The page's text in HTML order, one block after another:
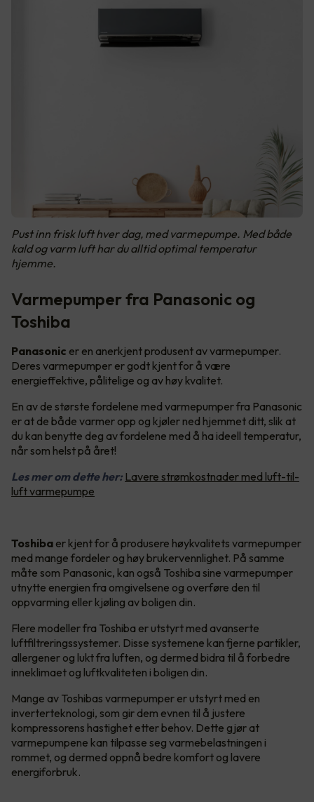
Pust inn frisk luft hver dag, med varmepumpe. Med både
kald og varm luft har du alltid optimal temperatur
hjemme.
Varmepumper fra Panasonic og
Toshiba
Panasonic er en anerkjent produsent av varmepumper.
Deres varmepumper er godt kjent for å være
energieffektive, pålitelige og av høy kvalitet.
En av de største fordelene med varmepumper fra Panasonic
er at de både varmer opp og kjøler ned hjemmet ditt, slik at
du kan benytte deg av fordelene med å ha ideell temperatur,
når som helst på året!
Les mer om dette her: Lavere strømkostnader med luft-til-
luft varmepumpe
Toshiba er kjent for å produsere høykvalitets varmepumper
med mange fordeler og høy brukervennlighet. På samme
måte som Panasonic, kan også Toshiba sine varmepumper
utnytte energien fra omgivelsene og overføre den til
oppvarming eller kjøling av boligen din.
Flere modeller fra Toshiba er utstyrt med avanserte
luftfiltreringssystemer. Disse systemene kan fjerne partikler,
allergener og lukt fra luften, og dermed bidra til å forbedre
inneklimaet og luftkvaliteten i boligen din.
Mange av Toshibas varmepumper er utstyrt med en
inverterteknologi, som gir dem evnen til å justere
kompressorens hastighet etter behov. Dette gjør at
varmepumpene kan tilpasse seg varmebelastningen i
rommet, og dermed oppnå bedre komfort og lavere
energiforbruk.